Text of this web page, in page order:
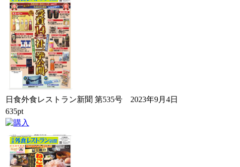
日食外食レストラン新聞 第535号 2023年9月4日
635pt